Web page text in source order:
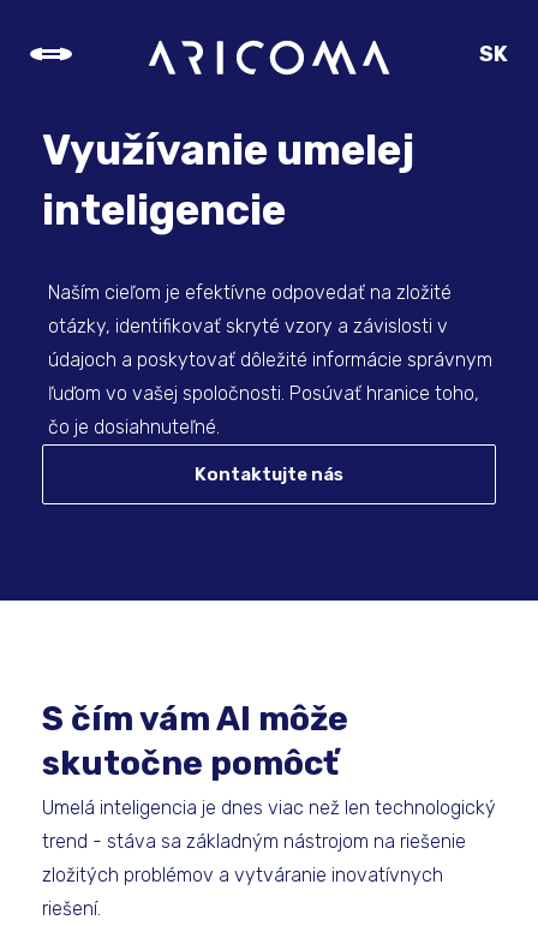
SK
Využívanie umelej
inteligencie
Naším cieľom je efektívne odpovedať na zložité
otázky, identifikovať skryté vzory a závislosti v
údajoch a poskytovať dôležité informácie správnym
ľuďom vo vašej spoločnosti. Posúvať hranice toho,
čo je dosiahnuteľné.
Kontaktujte nás
S čím vám AI môže
skutočne pomôcť
Umelá inteligencia je dnes viac než len technologický
trend - stáva sa základným nástrojom na riešenie
zložitých problémov a vytváranie inovatívnych
riešení.